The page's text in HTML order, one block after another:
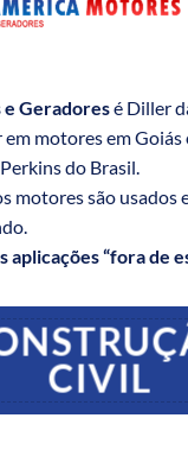
Geradoresé Diller
motores em Goiás
do Brasil.
motores são usados
aplicações “fora de
CIVIL